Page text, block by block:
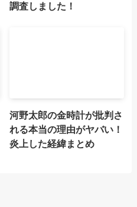
調査しました！
河野太郎の金時計が批判さ
れる本当の理由がヤバい！
炎上した経緯まとめ